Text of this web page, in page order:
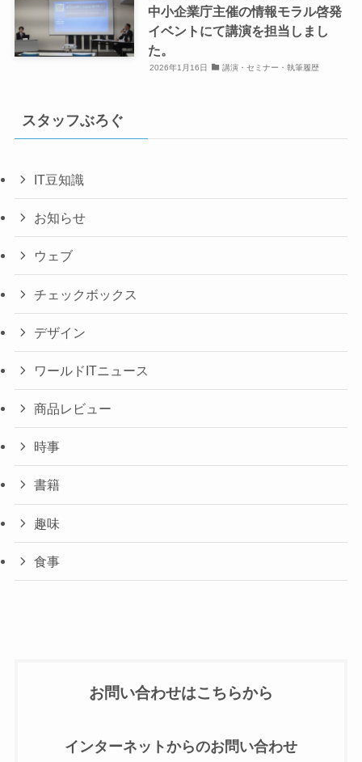
中小企業庁主催の情報モラル啓発
イベントにて講演を担当しまし
た。
2026年1月16日 講演・セミナー・執筆履歴
スタッフぶろぐ
IT豆知識
お知らせ
ウェブ
チェックボックス
デザイン
ワールドITニュース
商品レビュー
時事
書籍
趣味
食事
お問い合わせはこちらから
インターネットからのお問い合わせ